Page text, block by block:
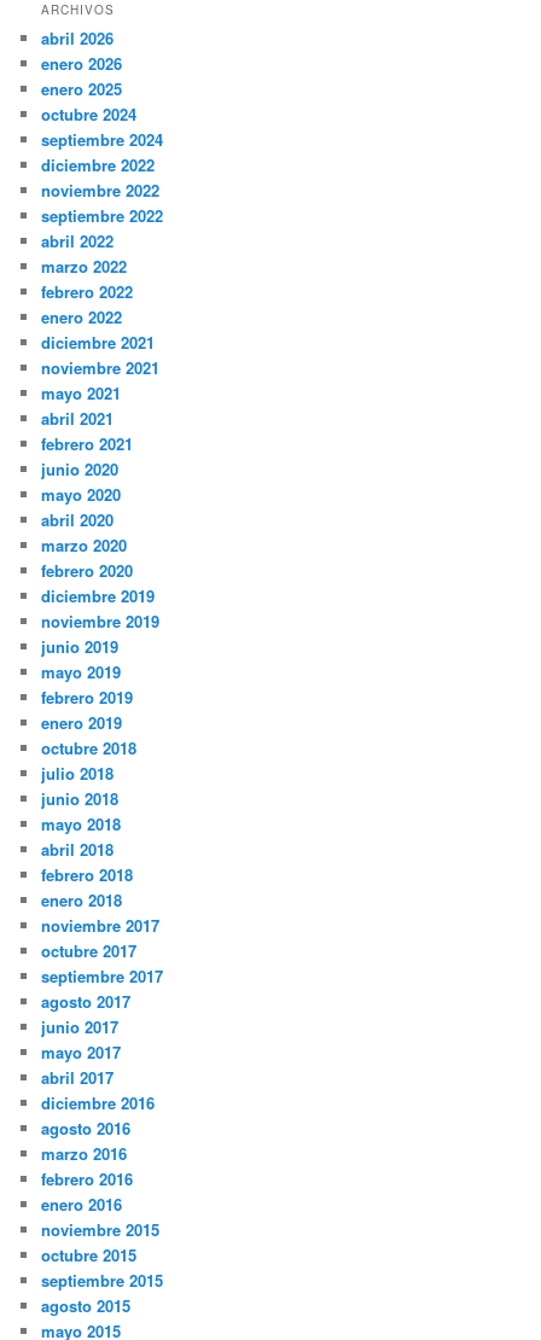
ARCHIVOS
abril 2026
enero 2026
enero 2025
octubre 2024
septiembre 2024
diciembre 2022
noviembre 2022
septiembre 2022
abril 2022
marzo 2022
febrero 2022
enero 2022
diciembre 2021
noviembre 2021
mayo 2021
abril 2021
febrero 2021
junio 2020
mayo 2020
abril 2020
marzo 2020
febrero 2020
diciembre 2019
noviembre 2019
junio 2019
mayo 2019
febrero 2019
enero 2019
octubre 2018
julio 2018
junio 2018
mayo 2018
abril 2018
febrero 2018
enero 2018
noviembre 2017
octubre 2017
septiembre 2017
agosto 2017
junio 2017
mayo 2017
abril 2017
diciembre 2016
agosto 2016
marzo 2016
febrero 2016
enero 2016
noviembre 2015
octubre 2015
septiembre 2015
agosto 2015
mayo 2015